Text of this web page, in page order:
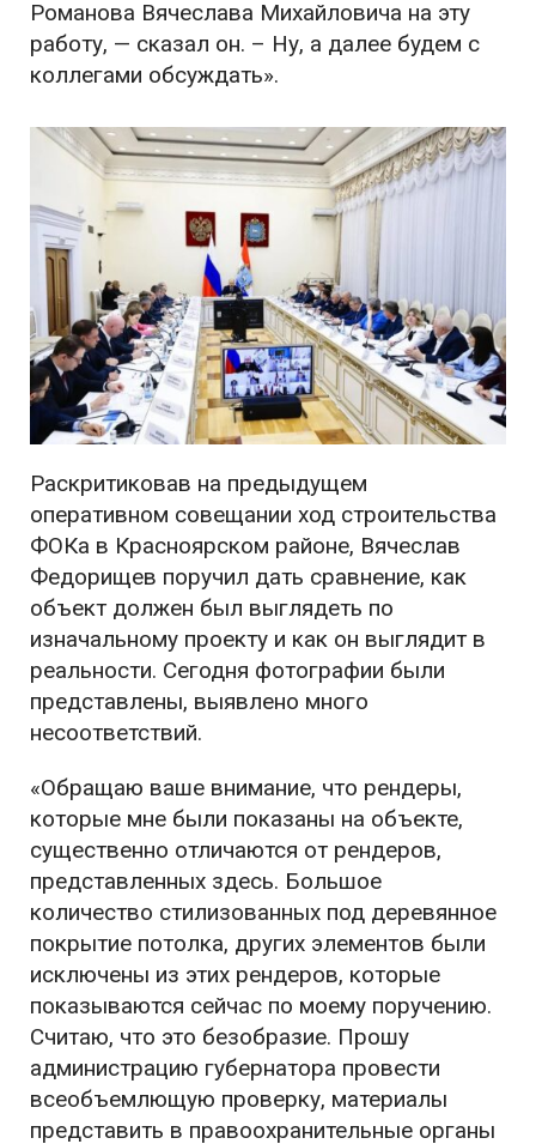
Романова Вячеслава Михайловича на эту
работу, — сказал он. – Ну, а далее будем с
коллегами обсуждать».
Раскритиковав на предыдущем
оперативном совещании ход строительства
ФОКа в Красноярском районе, Вячеслав
Федорищев поручил дать сравнение, как
объект должен был выглядеть по
изначальному проекту и как он выглядит в
реальности. Сегодня фотографии были
представлены, выявлено много
несоответствий.
«Обращаю ваше внимание, что рендеры,
которые мне были показаны на объекте,
существенно отличаются от рендеров,
представленных здесь. Большое
количество стилизованных под деревянное
покрытие потолка, других элементов были
исключены из этих рендеров, которые
показываются сейчас по моему поручению.
Считаю, что это безобразие. Прошу
администрацию губернатора провести
всеобъемлющую проверку, материалы
представить в правоохранительные органы